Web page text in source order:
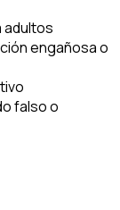
adultos
engañosa o
falso o